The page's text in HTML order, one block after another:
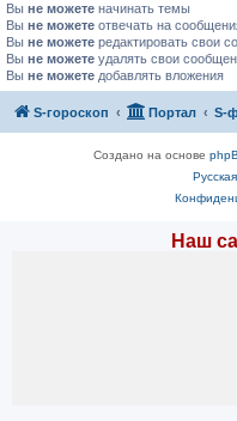
Вы не можете начинать темы
Вы не можете отвечать на
Вы не можете редактировать свои
Вы не можете удалять свои
Вы не можете добавлять вложения
S-гороскоп Портал S-
Создано на основе
Наш